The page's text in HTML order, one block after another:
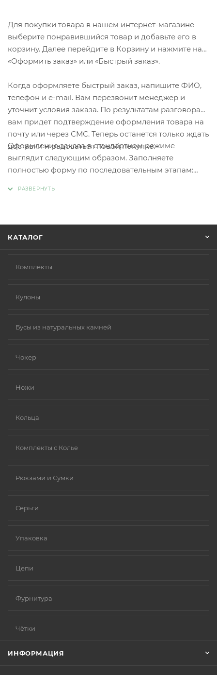
Для покупки товара в нашем интернет-магазине
выберите понравившийся товар и добавьте его в
корзину. Далее перейдите в Корзину и нажмите на
«Оформить заказ» или «Быстрый заказ».
Когда оформляете быстрый заказ, напишите ФИО,
телефон и e-mail. Вам перезвонит менеджер и
уточнит условия заказа. По результатам разговора
вам придет подтверждение оформления товара на
почту или через СМС. Теперь останется только ждать
доставки и радоваться новой покупке.
Оформление заказа в стандартном режиме
выглядит следующим образом. Заполняете
полностью форму по последовательным этапам:
КАТАЛОГ
Комплекты
Кулоны
Бусы из натуральных камней
Чокер
Ножи
Кольца
Комплекты с Колье
Рюкзами и Сумки
Серьги
Упаковка
Цепи
Фурнитура
Чётки
ИНФОРМАЦИЯ